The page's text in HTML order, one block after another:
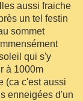
aussi fraiche
un tel festin
sommet
qui s'y
à 1000m
(ca c'est aussi
enneigées d'un